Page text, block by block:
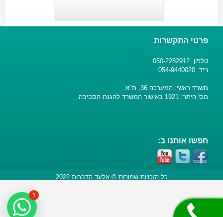
פרטי התקשרות
טלפון: 050-2282912
נייד: 054-9440020
משרד ראשי: המערכה 36, ת"א.
מס' היתר: 1921 באישור המשרד להגנת הסביבה.
חפשו אותנו ב:
כל הזכויות שמורות © אלעד הדברות 2022
1